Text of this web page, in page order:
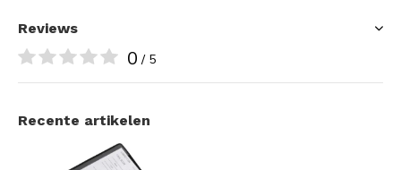
Reviews
0 / 5
Recente artikelen